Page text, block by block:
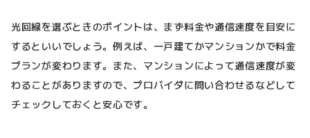
光回線を選ぶときのポイントは、まず料金や通信速度を目安に
するといいでしょう。例えば、一戸建てかマンションかで料金
プランが変わります。また、マンションによって通信速度が変
わることがありますので、プロバイダに問い合わせるなどして
チェックしておくと安心です。